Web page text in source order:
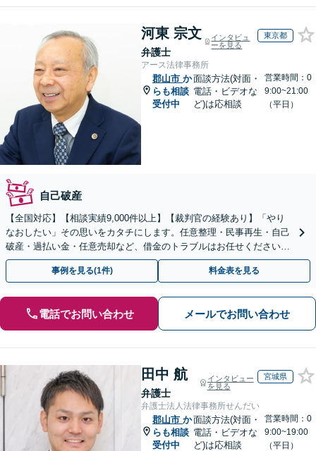
河東 宗文
弁護士
インタビュ
ーを見る
東京都
アース法律事務所
郡山市 か
らも相談
受付中
面談方法(対面・
電話・ビデオな
ど)は応相談
営業時間：0
9:00~21:00
（平日）
自己破産
【全国対応】【相談実績9,000件以上】【裁判官の経験あり】「やり
なおしたい」その思いをカタチにします。任意整理・民事再生・自己
破産・過払い金・任意売却など、借金のトラブルはお任せください。
【初回相談無料】【全国対応可能】
事例を見る(1件) 料金表を見る
電話でお問い合わせ メールでお問い合わせ
田中 航
弁護士
インタビュー
を見る
宮城県
弁護士法人法律事務所せんだい
郡山市 か
らも相談
受付中
面談方法(対面・
電話・ビデオな
ど)は応相談
営業時間：0
9:00~19:00
（平日）